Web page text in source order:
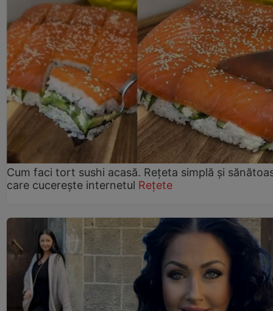
Cum faci tort sushi acasă. Rețeta simplă și
care cucerește internetul Rețete